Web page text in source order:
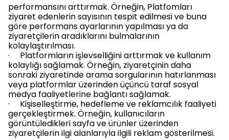
performansını arttırmak. Örneğin, Platfomları
ziyaret edenlerin sayısının tespit edilmesi ve buna
göre performans ayarlarının yapılması ya da
ziyaretçilerin aradıklarını bulmalarının
kolaylaştırılması.
· Platformların işlevselliğini arttırmak ve kullanım
kolaylığı sağlamak. Örneğin, ziyaretçinin daha
sonraki ziyaretinde arama sorgularının hatırlanması
veya platformlar üzerinden üçüncü taraf sosyal
medya faaliyetlerine bağlantı sağlamak.
· Kişiselleştirme, hedefleme ve reklamcılık faaliyeti
gerçekleştirmek. Örneğin, kullanıcıların
görüntüledikleri sayfa ve ürünler üzerinden
ziyaretçilerin ilgi alanlarıyla ilgili reklam gösterilmesi.